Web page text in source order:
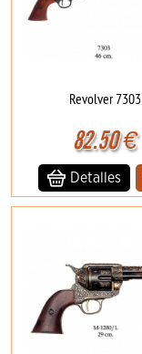
Revolver 7303
82.50€
Detalles